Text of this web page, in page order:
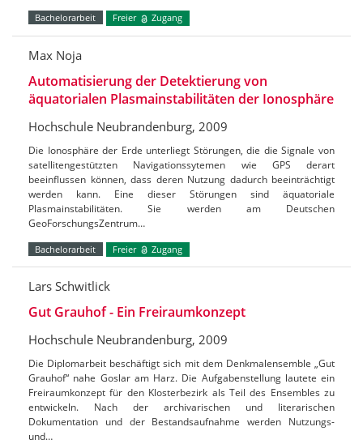
Bachelorarbeit Freier Zugang
Max Noja
Automatisierung der Detektierung von
äquatorialen Plasmainstabilitäten der Ionosphäre
Hochschule Neubrandenburg, 2009
Die Ionosphäre der Erde unterliegt Störungen, die die Signale von
satellitengestützten Navigationssytemen wie GPS derart
beeinflussen können, dass deren Nutzung dadurch beeinträchtigt
werden kann. Eine dieser Störungen sind äquatoriale
Plasmainstabilitäten. Sie werden am Deutschen
GeoForschungsZentrum…
Bachelorarbeit Freier Zugang
Lars Schwitlick
Gut Grauhof - Ein Freiraumkonzept
Hochschule Neubrandenburg, 2009
Die Diplomarbeit beschäftigt sich mit dem Denkmalensemble „Gut
Grauhof“ nahe Goslar am Harz. Die Aufgabenstellung lautete ein
Freiraumkonzept für den Klosterbezirk als Teil des Ensembles zu
entwickeln. Nach der archivarischen und literarischen
Dokumentation und der Bestandsaufnahme werden Nutzungs-
und…